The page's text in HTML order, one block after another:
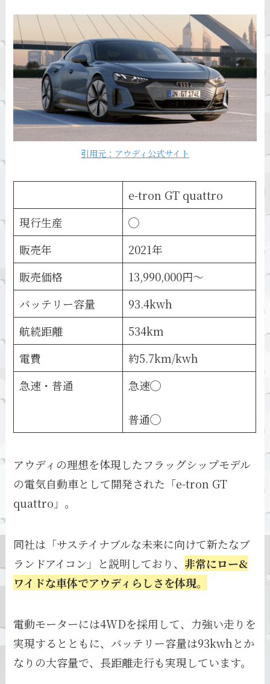
引用元：アウディ公式サイト
e-tron GT quattro
現行生産
◯
販売年
2021年
販売価格
13,990,000円〜
バッテリー容量
93.4kwh
航続距離
534km
電費
約5.7km/kwh
急速・普通
急速◯
普通◯
アウディの理想を体現したフラッグシップモデル
の電気自動車として開発された「e-tron GT
quattro」。
同社は「サステイナブルな未来に向けて新たなブ
ランドアイコン」と説明しており、 非常にロー&
ワイドな車体でアウディらしさを体現。
電動モーターには4WDを採用して、力強い走りを
実現するとともに、バッテリー容量は93kwhとか
なりの大容量で、長距離走行も実現しています。